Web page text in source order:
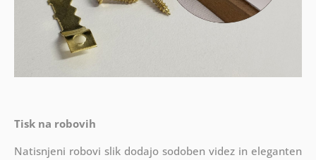
Tisk na robovih
Natisnjeni robovi slik dodajo sodoben videz in eleganten